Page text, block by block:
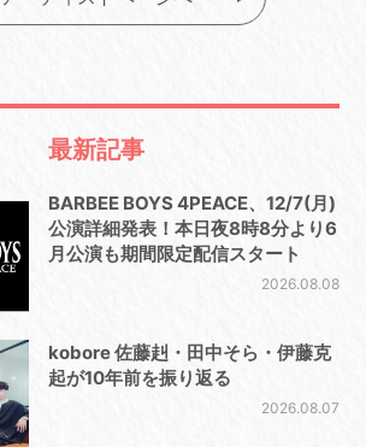
最新記事
BARBEE BOYS 4PEACE、12/7(月)
公演詳細発表！本日夜8時8分より6
月公演も期間限定配信スタート
2026.08.08
kobore 佐藤赳・田中そら・伊藤克
起が10年前を振り返る
2026.08.07